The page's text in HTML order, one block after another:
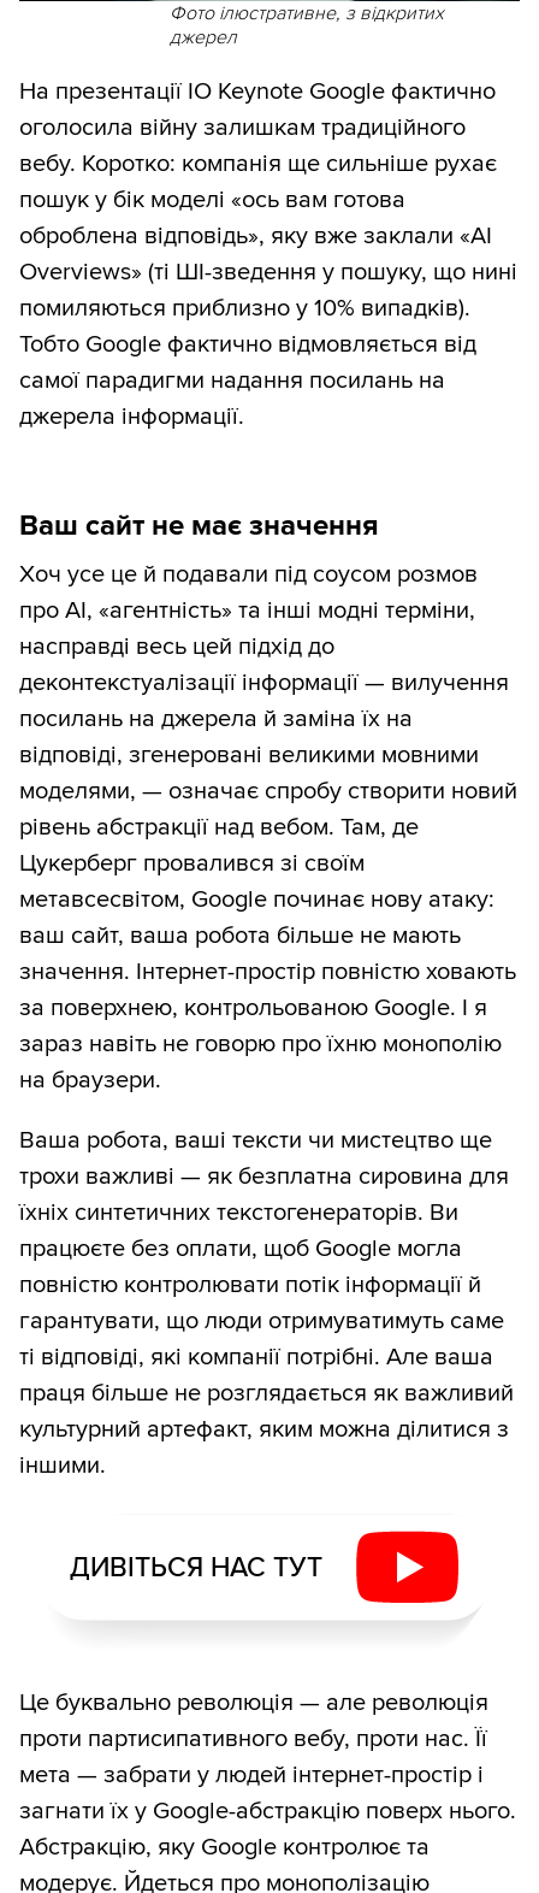
Фото ілюстративне, з відкритих
джерел
На презентації IO Keynote Google фактично
оголосила війну залишкам традиційного
вебу. Коротко: компанія ще сильніше рухає
пошук у бік моделі «ось вам готова
оброблена відповідь», яку вже заклали «AI
Overviews» (ті ШІ-зведення у пошуку, що нині
помиляються приблизно у 10% випадків).
Тобто Google фактично відмовляється від
самої парадигми надання посилань на
джерела інформації.
Ваш сайт не має значення
Хоч усе це й подавали під соусом розмов
про AI, «агентність» та інші модні терміни,
насправді весь цей підхід до
деконтекстуалізації інформації — вилучення
посилань на джерела й заміна їх на
відповіді, згенеровані великими мовними
моделями, — означає спробу створити новий
рівень абстракції над вебом. Там, де
Цукерберг провалився зі своїм
метавсесвітом, Google починає нову атаку:
ваш сайт, ваша робота більше не мають
значення. Інтернет-простір повністю ховають
за поверхнею, контрольованою Google. І я
зараз навіть не говорю про їхню монополію
на браузери.
Ваша робота, ваші тексти чи мистецтво ще
трохи важливі — як безплатна сировина для
їхніх синтетичних текстогенераторів. Ви
працюєте без оплати, щоб Google могла
повністю контролювати потік інформації й
гарантувати, що люди отримуватимуть саме
ті відповіді, які компанії потрібні. Але ваша
праця більше не розглядається як важливий
культурний артефакт, яким можна ділитися з
іншими.
ДИВІТЬСЯ НАС ТУТ
Це буквально революція — але революція
проти партисипативного вебу, проти нас. Її
мета — забрати у людей інтернет-простір і
загнати їх у Google-абстракцію поверх нього.
Абстракцію, яку Google контролює та
модерує. Йдеться про монополізацію